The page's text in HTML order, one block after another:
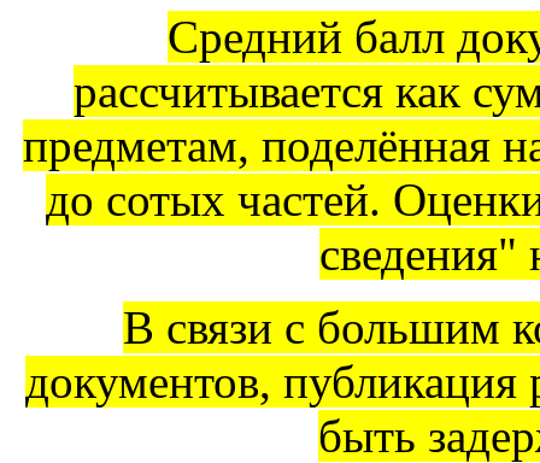
Средний балл
рассчитывается как
предметам, поделённая
до сотых частей.
сведения"
В связи с большим
документов, публикация
быть